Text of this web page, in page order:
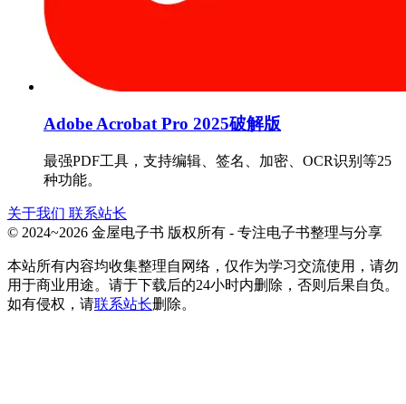
Adobe Acrobat Pro 2025破解版
最强PDF工具，支持编辑、签名、加密、OCR识别等25
种功能。
关于我们 联系站长
© 2024~2026 金屋电子书 版权所有 - 专注电子书整理与分享
本站所有内容均收集整理自网络，仅作为学习交流使用，请勿
用于商业用途。请于下载后的24小时内删除，否则后果自负。
如有侵权，请联系站长删除。